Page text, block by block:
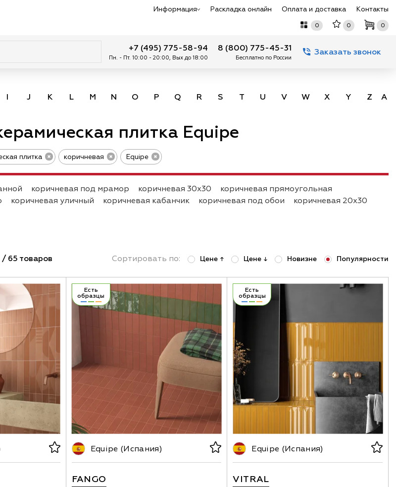
Информация Раскладка онлайн Оплата и доставка Контакты
0 0 0
+7 (495) 775-58-94
Пн. - Пт. 10:00 - 20:00, Вых до 18:00
8 (800) 775-45-31
Бесплатно по России
Заказать звонок
I J K L M N O P Q R S T U V W X Y Z А -
плитка Equipe
плитка коричневая Equipe
коричневая под мрамор коричневая 30х30
коричневая прямоугольная
коричневая уличный коричневая кабанчик коричневая под обои
коричневая 20х30
65 товаров Сортировать по: Цене ↑ Цене ↓ Новизне Популярности
Есть
образцы
Equipe (Испания)
FANGO
Есть
образцы
Equipe (Испания)
VITRAL